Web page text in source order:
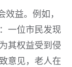
益。例如，
一位市民发现
其权益受到侵
意见，老人在